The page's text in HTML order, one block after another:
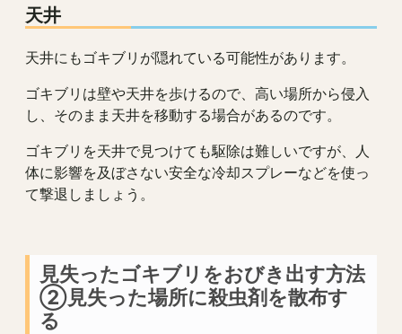
天井
天井にもゴキブリが隠れている可能性があります。
ゴキブリは壁や天井を歩けるので、高い場所から侵入
し、そのまま天井を移動する場合があるのです。
ゴキブリを天井で見つけても駆除は難しいですが、人
体に影響を及ぼさない安全な冷却スプレーなどを使っ
て撃退しましょう。
見失ったゴキブリをおびき出す方法
②見失った場所に殺虫剤を散布す
る